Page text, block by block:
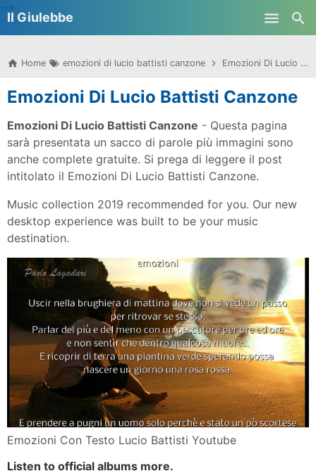
Il Giulebbe
Home emozioni di lucio battisti canzone Emozioni Di Lucio Battisti Canzone
Emozioni Di Lucio Battisti Canzone
Emozioni Di Lucio Battisti Canzone - Questa pagina
sarà presentata un sacco di parole più immagini sono
anche complete gratuite. Si prega di leggere il post
intitolato il Emozioni Di Lucio Battisti Canzone.
Music collection 2019 recommended for you. Our new
desktop experience was built to be your music
destination.
Emozioni Con Testo Lucio Battisti Youtube
Listen to official albums more.